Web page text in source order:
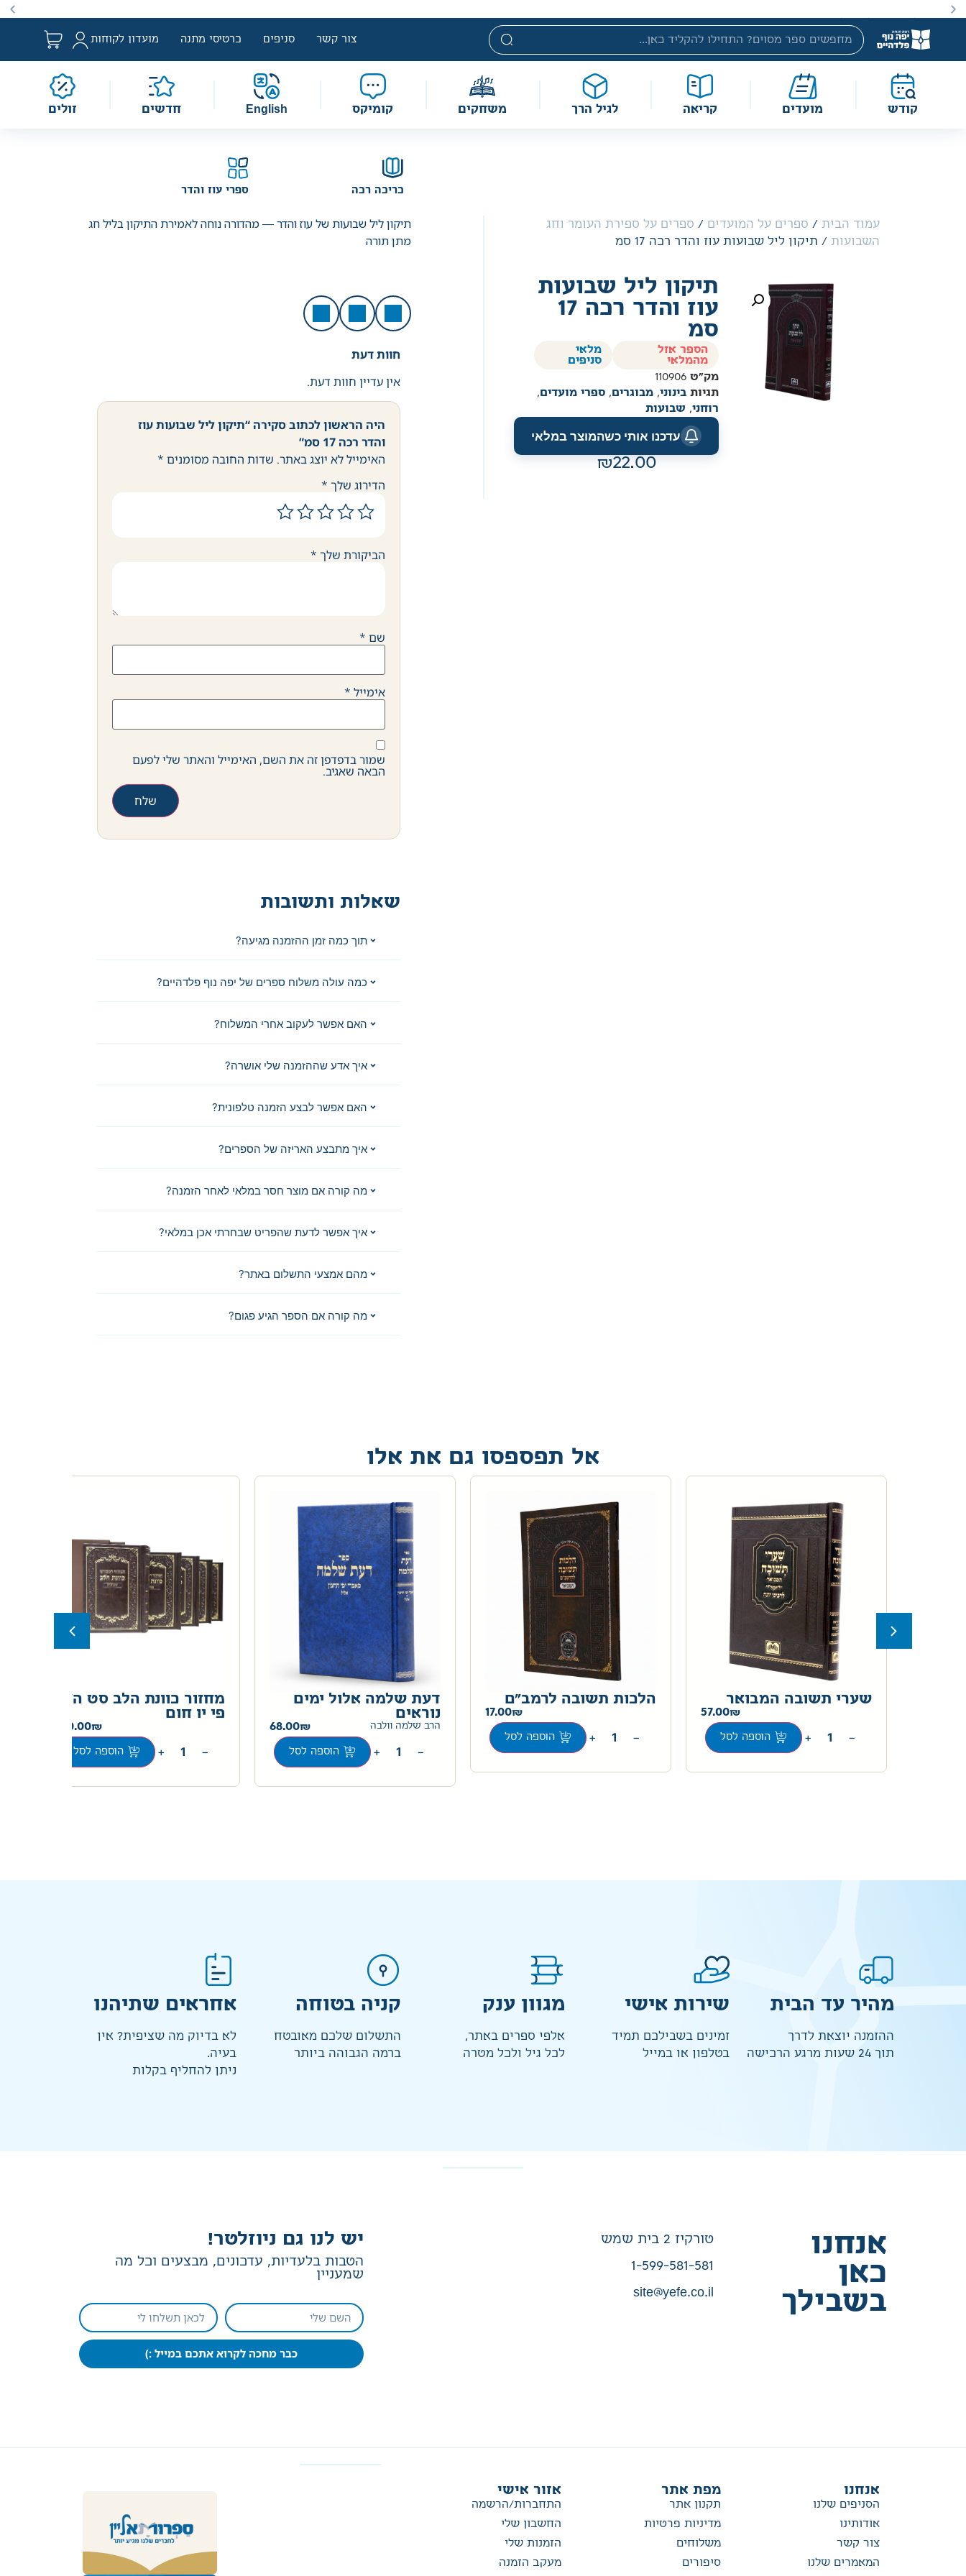
צור קשר
סניפים כרטיסי מתנה מועדון לקוחות
קודש מועדים קריאה לגיל הרך משחקים קומיקס English חדשים זולים
עמוד הבית / ספרים על המועדים / ספרים על ספירת העומר וחג
השבועות / תיקון ליל שבועות עוז והדר רכה 17 סמ
תיקון ליל שבועות
עוז והדר רכה 17
סמ
הספר אזל
מהמלאי
מלאי
סניפים
מק"ט 110906
תגיות בינוני, מבוגרים, ספרי מועדים,
רוחני, שבועות
עדכנו אותי כשהמוצר במלאי
22.00
כריכה רכה ספרי עוז והדר
תיקון ליל שבועות של עוז והדר — מהדורה נוחה לאמירת התיקון בליל חג
מתן תורה
חוות דעת
אין עדיין חוות דעת.
היה הראשון לכתוב סקירה “תיקון ליל שבועות עוז
והדר רכה 17 סמ”
האימייל לא יוצג באתר. שדות החובה מסומנים *
הדירוג שלך *
הביקורת שלך *
שם *
אימייל *
שמור בדפדפן זה את השם, האימייל והאתר שלי לפעם
הבאה שאגיב.
שאלות ותשובות
תוך כמה זמן ההזמנה מגיעה?
כמה עולה משלוח ספרים של יפה נוף פלדהיים?
האם אפשר לעקוב אחרי המשלוח?
איך אדע שההזמנה שלי אושרה?
האם אפשר לבצע הזמנה טלפונית?
איך מתבצע האריזה של הספרים?
מה קורה אם מוצר חסר במלאי לאחר הזמנה?
איך אפשר לדעת שהפריט שבחרתי אכן במלאי?
מהם אמצעי התשלום באתר?
מה קורה אם הספר הגיע פגום?
אל תפספסו גם את אלו
שערי תשובה המבואר
57.00
−
+ הוספה לסל
הלכות תשובה לרמב"ם
17.00
−
+ הוספה לסל
דעת שלמה אלול ימים
נוראים
הרב שלמה וולבה 68.00
−
+ הוספה לסל
מחזור כוונת הלב סט ה"כ
פי יו חום
350.00
−
+ הוספה לסל
מהיר עד הבית
ההזמנה יוצאת לדרך
תוך 24 שעות מרגע הרכישה
שירות אישי
זמינים בשבילכם תמיד
בטלפון או במייל
מגוון ענק
אלפי ספרים באתר,
לכל גיל ולכל מטרה
קניה בטוחה
התשלום שלכם מאובטח
ברמה הגבוהה ביותר
אחראים שתיהנו
לא בדיוק מה שציפית? אין
בעיה.
ניתן להחליף בקלות
אנחנו
כאן
בשבילך
טורקיז 2 בית שמש
1-599-581-581
site@yefe.co.il
יש לנו גם ניוזלטר!
הטבות בלעדיות, עדכונים, מבצעים וכל מה
שמעניין
כבר מחכה לקרוא אתכם במייל :)
אנחנו
הסניפים שלנו
אודותינו
צור קשר
המאמרים שלנו
מפת אתר
תקנון אתר
מדיניות פרטיות
משלוחים
סיפורים
אזור אישי
התחברות/הרשמה
החשבון שלי
הזמנות שלי
מעקב הזמנה